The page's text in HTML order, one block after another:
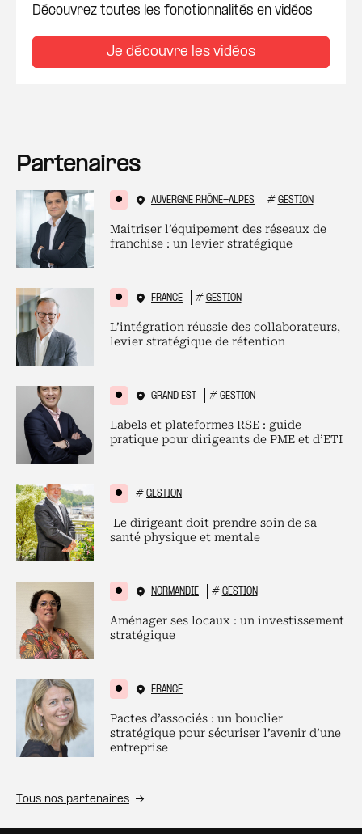
Découvrez toutes les fonctionnalités en vidéos
Je découvre les vidéos
Partenaires
AUVERGNE RHÔNE-ALPES # GESTION
Maitriser l’équipement des réseaux de
franchise : un levier stratégique
FRANCE # GESTION
L’intégration réussie des collaborateurs,
levier stratégique de rétention
GRAND EST # GESTION
Labels et plateformes RSE : guide
pratique pour dirigeants de PME et d’ETI
# GESTION
Le dirigeant doit prendre soin de sa
santé physique et mentale
NORMANDIE # GESTION
Aménager ses locaux : un investissement
stratégique
FRANCE
Pactes d’associés : un bouclier
stratégique pour sécuriser l’avenir d’une
entreprise
Tous nos partenaires